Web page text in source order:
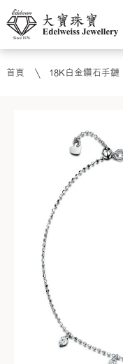
首頁 18K白金鑽石手鏈